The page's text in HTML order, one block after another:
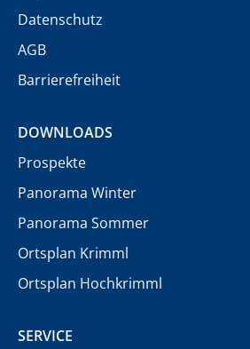
Datenschutz
AGB
Barrierefreiheit
DOWNLOADS
Prospekte
Panorama Winter
Panorama Sommer
Ortsplan Krimml
Ortsplan Hochkrimml
SERVICE